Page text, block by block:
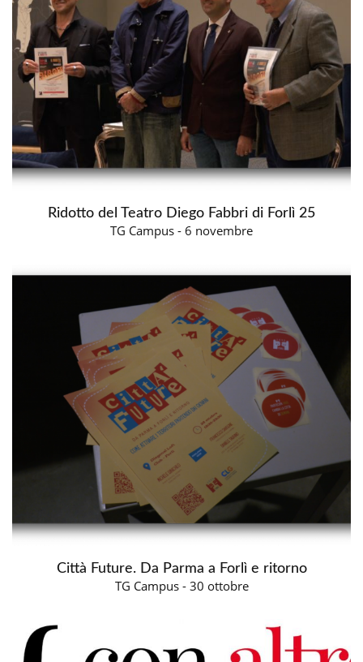
Ridotto del Teatro Diego Fabbri di Forlì 25
TG Campus - 6 novembre
Città Future. Da Parma a Forlì e ritorno
TG Campus - 30 ottobre